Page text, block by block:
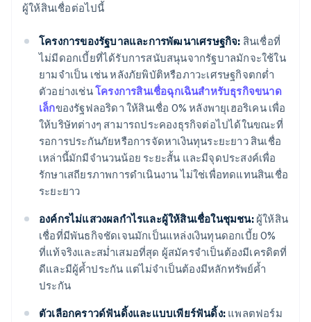
ผู้ให้สินเชื่อต่อไปนี้
โครงการของรัฐบาลและการพัฒนาเศรษฐกิจ: สินเชื่อที่
ไม่มีดอกเบี้ยที่ได้รับการสนับสนุนจากรัฐบาลมักจะใช้ใน
ยามจำเป็น เช่น หลังภัยพิบัติหรือภาวะเศรษฐกิจตกต่ำ
ตัวอย่างเช่นโครงการสินเชื่อฉุกเฉินสำหรับธุรกิจขนาด
เล็กของรัฐฟลอริดา ให้สินเชื่อ 0% หลังพายุเฮอริเคน เพื่อ
ให้บริษัทต่างๆ สามารถประคองธุรกิจต่อไปได้ในขณะที่
รอการประกันภัยหรือการจัดหาเงินทุนระยะยาว สินเชื่อ
เหล่านี้มักมีจำนวนน้อย ระยะสั้น และมีจุดประสงค์เพื่อ
รักษาเสถียรภาพการดำเนินงาน ไม่ใช่เพื่อทดแทนสินเชื่อ
ระยะยาว
องค์กรไม่แสวงผลกำไรและผู้ให้สินเชื่อในชุมชน:ผู้ให้สิน
เชื่อที่มีพันธกิจชัดเจนมักเป็นแหล่งเงินทุนดอกเบี้ย 0%
ที่แท้จริงและสม่ำเสมอที่สุด ผู้สมัครจำเป็นต้องมีเครดิตที่
ดีและมีผู้ค้ำประกัน แต่ไม่จำเป็นต้องมีหลักทรัพย์ค้ำ
ประกัน
ตัวเลือกคราวด์ฟันดิ้งและแบบเพียร์ฟันดิ้ง: แพลตฟอร์ม